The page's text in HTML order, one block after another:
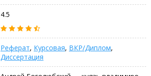
4.5
Реферат, Курсовая, ВКР/Диплом,
Диссертация